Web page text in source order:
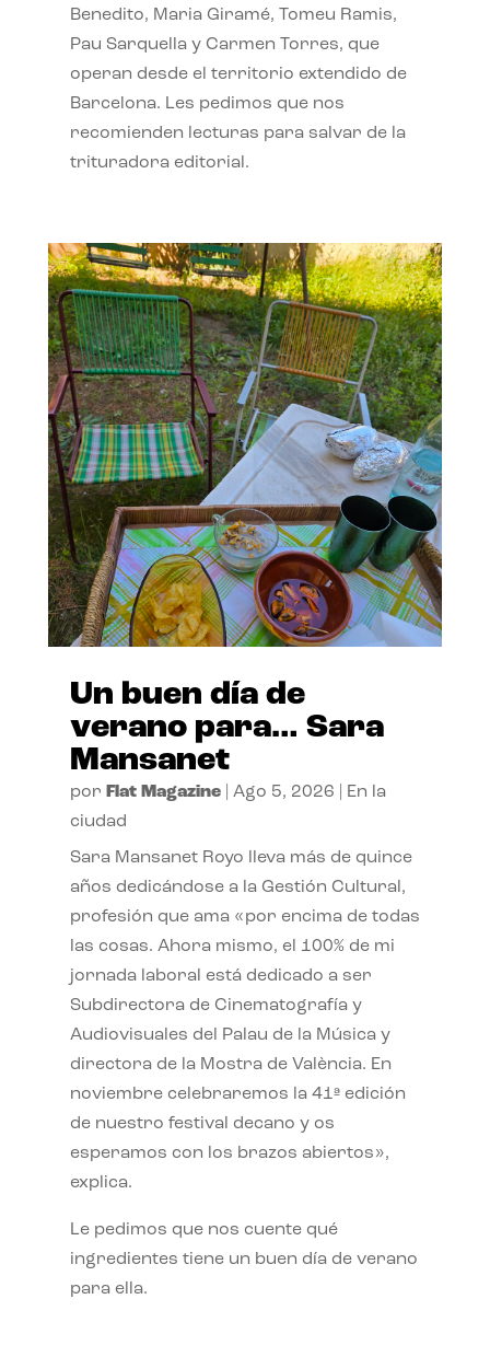
Benedito, Maria Giramé, Tomeu Ramis,
Pau Sarquella y Carmen Torres, que
operan desde el territorio extendido de
Barcelona. Les pedimos que nos
recomienden lecturas para salvar de la
trituradora editorial.
Un buen día de
verano para… Sara
Mansanet
por Flat Magazine| Ago 5, 2026
En la
ciudad
Sara Mansanet Royo lleva más de quince
años dedicándose a la Gestión Cultural,
profesión que ama «por encima de todas
las cosas. Ahora mismo, el 100% de mi
jornada laboral está dedicado a ser
Subdirectora de Cinematografía y
Audiovisuales del Palau de la Música y
directora de la Mostra de València. En
noviembre celebraremos la 41ª edición
de nuestro festival decano y os
esperamos con los brazos abiertos»,
explica.
Le pedimos que nos cuente qué
ingredientes tiene un buen día de verano
para ella.